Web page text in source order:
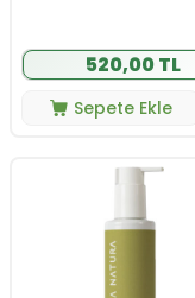
520,00 TL
Sepete Ekle